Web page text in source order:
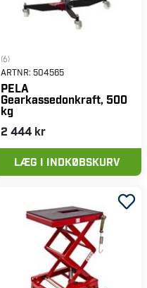
(6)
ARTNR: 504565
PELA
Gearkassedonkraft, 500
kg
2 444 kr
LÆG I INDKØBSKURV